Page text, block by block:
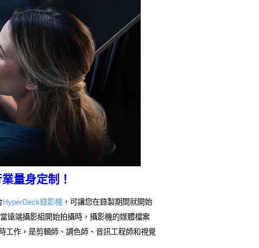
量身定制！
HyperDeck錄影機 ，可讓您在錄製期間就開始
遠端攝影組開始拍攝時，攝影機的媒體檔案
工作，是剪輯師、調色師、音訊工程師和視覺